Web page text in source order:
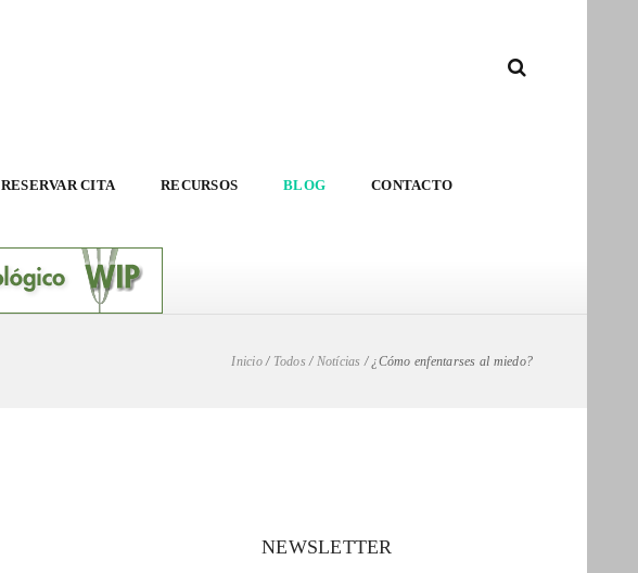
RESERVAR CITA RECURSOS BLOG CONTACTO
Inicio/ Todos / Notícias / ¿Cómo enfentarses al miedo?
NEWSLETTER